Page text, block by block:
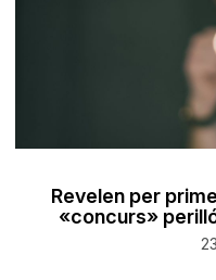
Revelen per
«concurs»